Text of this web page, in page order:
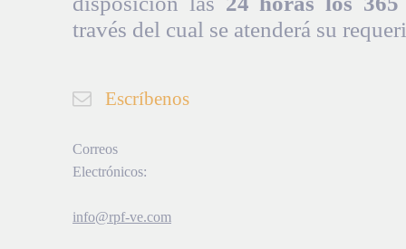
través del cual se atenderá su
Escríbenos
Correos
Electrónicos:
info@rpf-ve.com